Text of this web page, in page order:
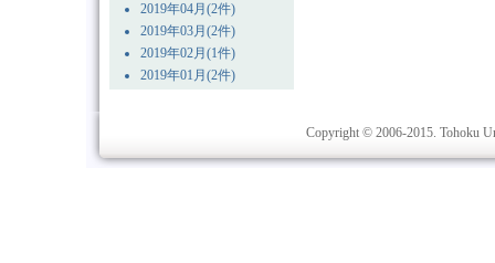
2019年04月(2件)
2019年03月(2件)
2019年02月(1件)
2019年01月(2件)
Copyright © 2006-2015. Tohoku